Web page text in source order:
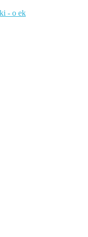
- o ek